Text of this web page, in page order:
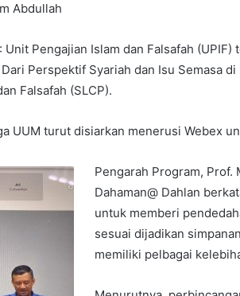
Abdullah
Pengajian Islam dan Falsafah (UPIF)
Perspektif Syariah dan Isu Semasa
Falsafah (SLCP).
UUM turut disiarkan menerusi Webex
Pengarah Program, Prof.
Dahaman@ Dahlan
untuk memberi
sesuai dijadikan
memiliki pelbagai